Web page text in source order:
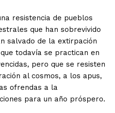
resistencia de pueblos
que han sobrevivido
salvado de la extirpación
todavía se practican en
pero que se resisten
al cosmos, a los apus,
ofrendas a la
para un año próspero.